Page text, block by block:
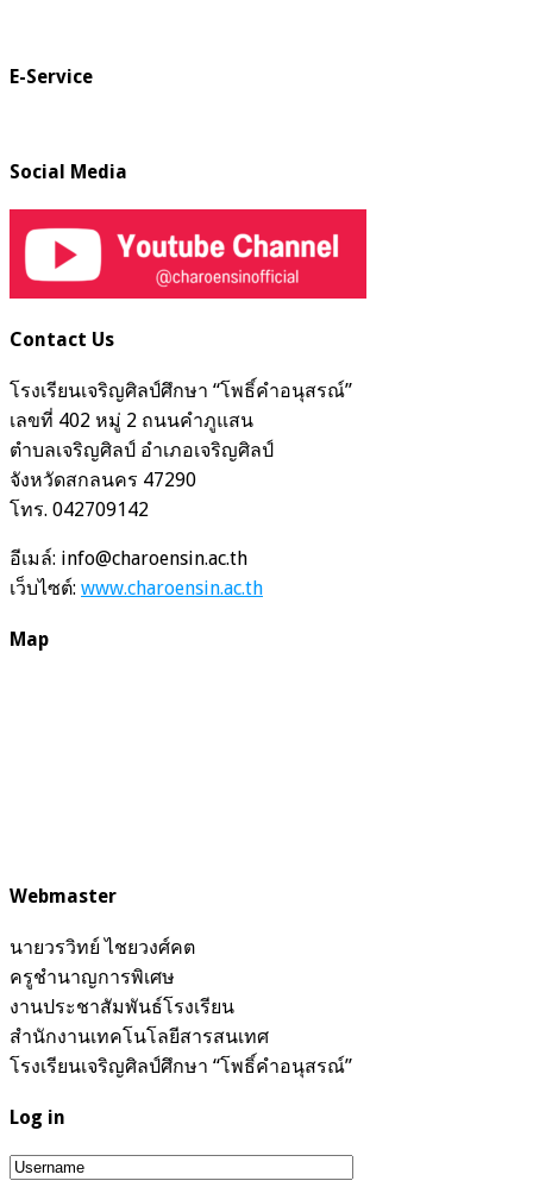
E-Service
Social Media
Contact Us
โรงเรียนเจริญศิลป์ศึกษา “โพธิ์คำอนุสรณ์”
เลขที่ 402 หมู่ 2 ถนนคำภูแสน
ตำบลเจริญศิลป์ อำเภอเจริญศิลป์
จังหวัดสกลนคร 47290
โทร. 042709142
อีเมล์: info@charoensin.ac.th
เว็บไซต์: www.charoensin.ac.th
Map
Webmaster
นายวรวิทย์ ไชยวงศ์คต
ครูชำนาญการพิเศษ
งานประชาสัมพันธ์โรงเรียน
สำนักงานเทคโนโลยีสารสนเทศ
โรงเรียนเจริญศิลป์ศึกษา “โพธิ์คำอนุสรณ์”
Log in